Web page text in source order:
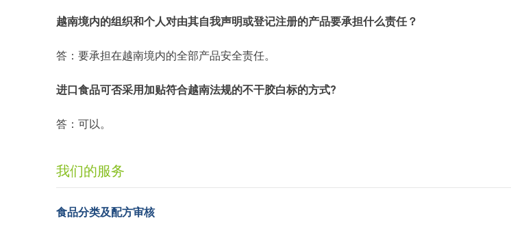
越南境内的组织和个人对由其自我声明或登记注册的产品要承担什么责任？
答：要承担在越南境内的全部产品安全责任。
进口食品可否采用加贴符合越南法规的不干胶白标的方式?
答：可以。
我们的服务
食品分类及配方审核